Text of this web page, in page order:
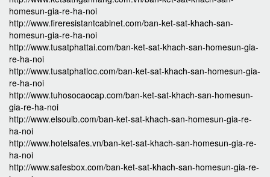
homesun-gia-re-ha-noi
http://www.fireresistantcabinet.com/ban-ket-sat-khach-san-
homesun-gia-re-ha-noi
http://www.tusatphattai.com/ban-ket-sat-khach-san-homesun-gia-
re-ha-noi
http://www.tusatphatloc.com/ban-ket-sat-khach-san-homesun-gia-
re-ha-noi
http://www.tuhosocaocap.com/ban-ket-sat-khach-san-homesun-
gia-re-ha-noi
http://www.elsoulb.com/ban-ket-sat-khach-san-homesun-gia-re-
ha-noi
http://www.hotelsafes.vn/ban-ket-sat-khach-san-homesun-gia-re-
ha-noi
http://www.safesbox.com/ban-ket-sat-khach-san-homesun-gia-re-